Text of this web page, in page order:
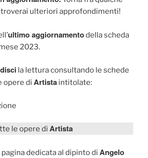
ulteriori approfondimenti!
ultimo aggiornamentodella scheda
2023.
la lettura consultando le schede
opere di Artista intitolate:
le opere di Artista
pagina dedicata al dipinto di Angelo